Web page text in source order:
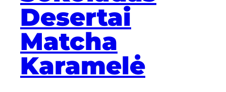
Desertai
Matcha
Karamelė